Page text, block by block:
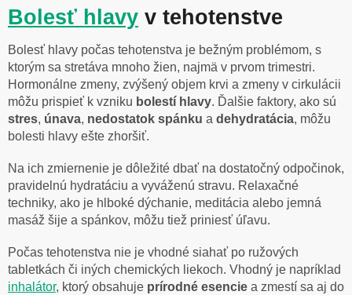
Bolesť hlavy v tehotenstve
Bolesť hlavy počas tehotenstva je bežným problémom, s
ktorým sa stretáva mnoho žien, najmä v prvom trimestri.
Hormonálne zmeny, zvýšený objem krvi a zmeny v cirkulácii
môžu prispieť k vzniku bolestí hlavy. Ďalšie faktory, ako sú
stres, únava, nedostatok spánku a dehydratácia, môžu
bolesti hlavy ešte zhoršiť.
Na ich zmiernenie je dôležité dbať na dostatočný odpočinok,
pravidelnú hydratáciu a vyváženú stravu. Relaxačné
techniky, ako je hlboké dýchanie, meditácia alebo jemná
masáž šije a spánkov, môžu tiež priniesť úľavu.
Počas tehotenstva nie je vhodné siahať po ružových
tabletkách či iných chemických liekoch. Vhodný je napríklad
inhalátor, ktorý obsahuje prírodné esencie a zmestí sa aj do